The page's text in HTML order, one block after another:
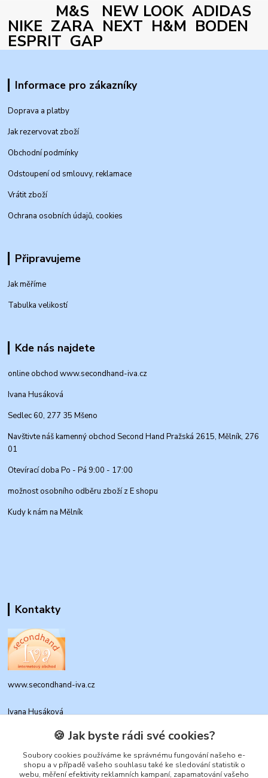
M&S NEW LOOK ADIDAS
NIKE ZARA NEXT H&M BODEN
ESPRIT GAP
Informace pro zákazníky
Doprava a platby
Jak rezervovat zboží
Obchodní podmínky
Odstoupení od smlouvy, reklamace
Vrátit zboží
Ochrana osobních údajů, cookies
Připravujeme
Jak měříme
Tabulka velikostí
Kde nás najdete
online obchod www.secondhand-iva.cz
Ivana Husáková
Sedlec 60, 277 35 Mšeno
Navštivte náš kamenný obchod Second Hand Pražská 2615, Mělník, 276
01
Otevírací doba Po - Pá 9:00 - 17:00
možnost osobního odběru zboží z E shopu
Kudy k nám na Mělník
Kontakty
www.secondhand-iva.cz
Ivana Husáková
(Po-Pá, 9-17 hod.)
info@secondhand-iva.cz
🍪 Jak byste rádi své cookies?
Soubory cookies používáme ke správnému fungování našeho e-
shopu a v případě vašeho souhlasu také ke sledování statistik o
webu, měření efektivity reklamních kampaní, zapamatování vašeho